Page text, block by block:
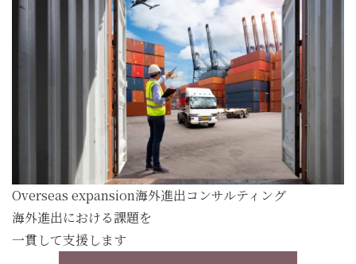
Overseas expansion海外進出コンサルティング
海外進出における課題を
一貫して支援します